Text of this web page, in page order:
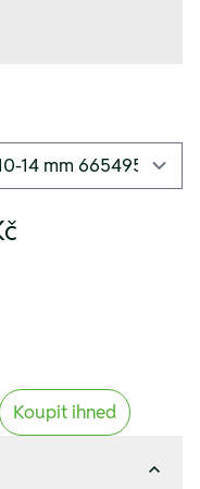
Koupit ihned